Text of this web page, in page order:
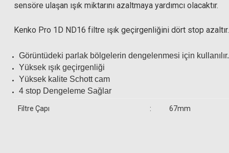
sensöre ulaşan ışık miktarını azaltmaya yardımcı olacaktır.
Kenko Pro 1D ND16 filtre ışık geçirgenliğini dört stop azaltır.
Görüntüdeki parlak bölgelerin dengelenmesi için kullanılır.
Yüksek ışık geçirgenliği
Yüksek kalite Schott cam
4 stop Dengeleme Sağlar
Filtre Çapı : 67mm